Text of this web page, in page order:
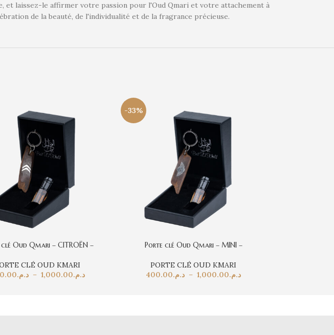
et laissez-le affirmer votre passion pour l'Oud Qmari et votre attachement à
de la beauté, de l'individualité et de la fragrance précieuse.
Oud Qmari – CITROËN –
CLÉ OUD KMARI
د.م. – د.م.1,000.00
-33%
Porte clé Oud Qmari – MINI –
PORTE CLÉ OUD KMARI
د.م.400.00 – د.م.1,000.00